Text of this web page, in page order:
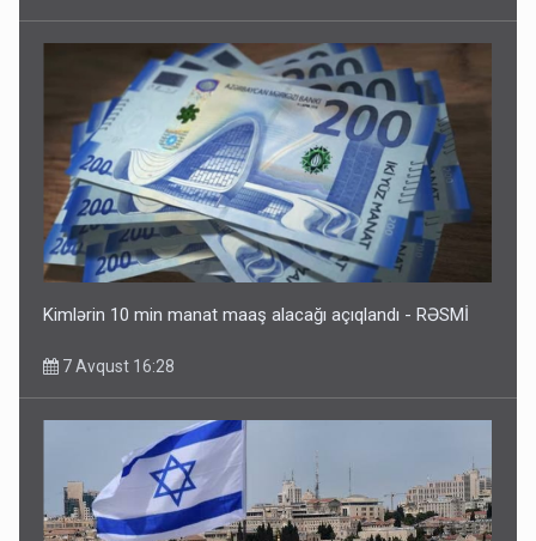
Kimlərin 10 min manat maaş alacağı açıqlandı - RƏSMİ
7 Avqust 16:28